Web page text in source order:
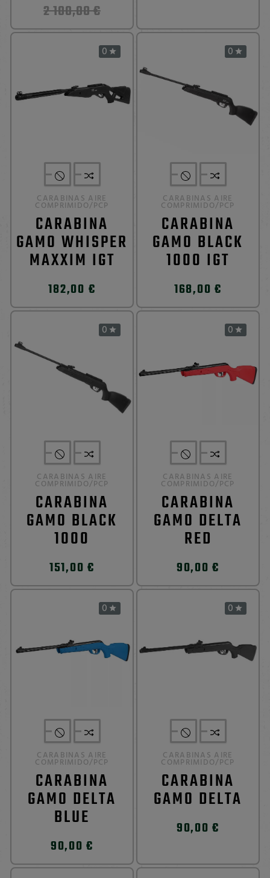
2 100,00 €
0 
CARABINAS AIRE
COMPRIMIDO/PCP
CARABINA
GAMO WHISPER
MAXXIM IGT
182,00 €
0 
CARABINAS AIRE
COMPRIMIDO/PCP
CARABINA
GAMO BLACK
1000 IGT
168,00 €
0 
CARABINAS AIRE
COMPRIMIDO/PCP
CARABINA
GAMO BLACK
1000
151,00 €
0 
CARABINAS AIRE
COMPRIMIDO/PCP
CARABINA
GAMO DELTA
RED
90,00 €
0 
CARABINAS AIRE
COMPRIMIDO/PCP
CARABINA
GAMO DELTA
BLUE
90,00 €
0 
CARABINAS AIRE
COMPRIMIDO/PCP
CARABINA
GAMO DELTA
90,00 €